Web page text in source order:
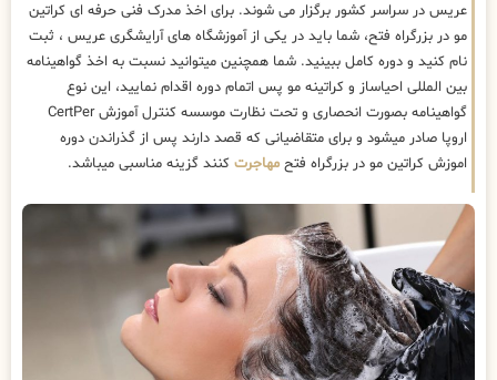
عریس در سراسر کشور برگزار می شوند. برای اخذ مدرک فنی حرفه ای کراتین
مو در بزرگراه فتح، شما باید در یکی از آموزشگاه های آرایشگری عریس ، ثبت
نام کنید و دوره کامل ببینید. شما همچنین میتوانید نسبت به اخذ گواهینامه
بین المللی احیاساز و کراتینه مو پس اتمام دوره اقدام نمایید، این نوع
گواهینامه بصورت انحصاری و تحت نظارت موسسه کنترل آموزش CertPer
اروپا صادر میشود و برای متقاضیانی که قصد دارند پس از گذراندن دوره
اموزش کراتین مو در بزرگراه فتح مهاجرت کنند گزینه مناسبی میباشد.